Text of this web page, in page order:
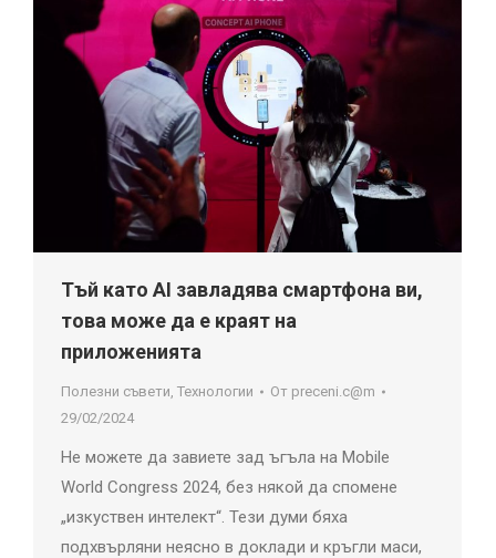
Тъй като AI завладява смартфона ви,
това може да е краят на
приложенията
Полезни съвети Технологии От preceni.c@m
29/02/2024
Не можете да завиете зад ъгъла на Mobile
World Congress 2024, без някой да спомене
„изкуствен интелект“. Тези думи бяха
подхвърляни неясно в доклади и кръгли маси,